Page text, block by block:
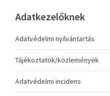
Adatkezelőknek
Adatvédelmi nyilvántartás
Tájékoztatók/közlemények
Adatvédelmi incidens